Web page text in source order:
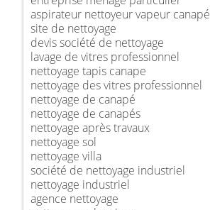
aspirateur nettoyeur vapeur canapé
site de nettoyage
devis société de nettoyage
lavage de vitres professionnel
nettoyage tapis canape
nettoyage des vitres professionnel
nettoyage de canapé
nettoyage de canapés
nettoyage après travaux
nettoyage sol
nettoyage villa
société de nettoyage industriel
nettoyage industriel
agence nettoyage